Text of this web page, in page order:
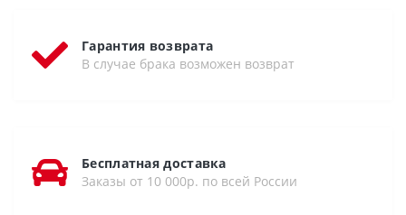
Гарантия возврата
В случае брака возможен возврат
Бесплатная доставка
Заказы от 10 000р. по всей России